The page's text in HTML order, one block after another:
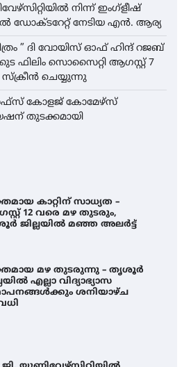
നിന്ന് ഇംഗ്ളീഷ്
ഡോക്ടറേറ്റ് നേടിയ എൻ. ആര്യ
” ദി വോയിസ് ഓഫ് ഹിന്ദ് റജബ്
ഫിലിം സൊസൈറ്റി ആഗസ്റ്റ് 7
സ്‌ക്രീൻ ചെയ്യുന്നു
കോളജ് കോമേഴ്‌സ്
തുടക്കമായി
കാറ്റിന് സാധ്യത –
12 വരെ മഴ തുടരും,
ജില്ലയിൽ മഞ്ഞ അലർട്ട്
മഴ തുടരുന്നു – തൃശൂർ
എല്ലാ വിദ്യാഭ്യാസ
ശനിയാഴ്ച